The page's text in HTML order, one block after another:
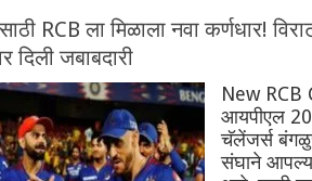
RCB ला मिळाला नवा कर्णधार!
दिली जबाबदारी
New
आयपीएल
चॅलेंजर्स
संघाने